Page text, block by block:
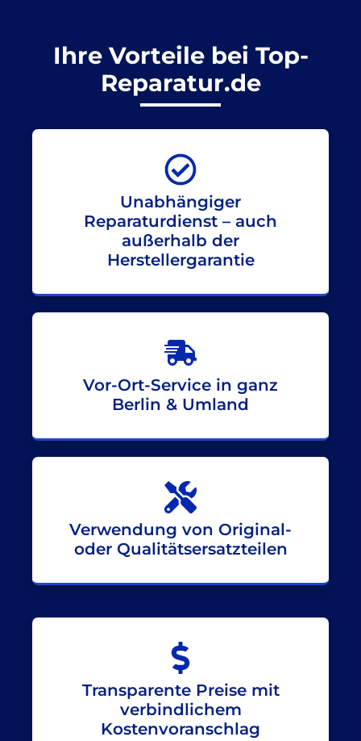
Ihre Vorteile bei Top-
Reparatur.de
Unabhängiger
Reparaturdienst – auch
außerhalb der
Herstellergarantie
Vor-Ort-Service in ganz
Berlin & Umland
Verwendung von Original-
oder Qualitätsersatzteilen
Transparente Preise mit
verbindlichem
Kostenvoranschlag